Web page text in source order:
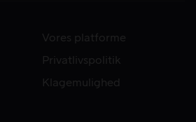
Vores platforme
Privatlivspolitik
Klagemulighed